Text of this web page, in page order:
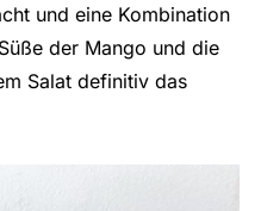
und eine Kombination
der Mango und die
Salat definitiv das